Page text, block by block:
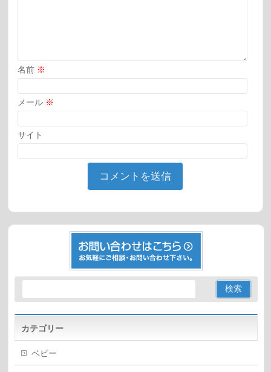
名前 ※
メール ※
サイト
カテゴリー
ベビー